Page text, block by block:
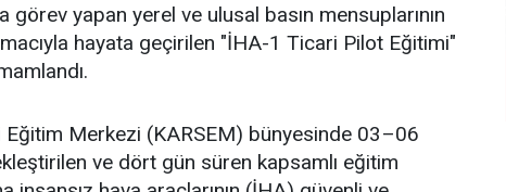
görev yapan yerel ve ulusal basın mensuplarının
hayata geçirilen "İHA-1 Ticari Pilot Eğitimi"
Eğitim Merkezi (KARSEM) bünyesinde 03–06
ve dört gün süren kapsamlı eğitim